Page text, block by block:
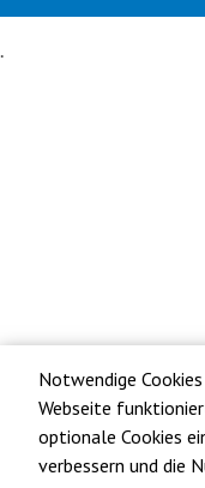
Notwendige
Webseite
optionale Cookies
verbessern und die